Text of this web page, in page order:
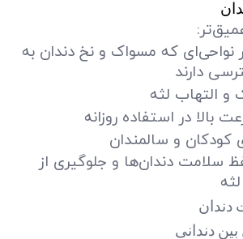
:
که مسواک و نخ دندان به
دارند
التهاب لثه
بالا در استفاده روزانه
کودکان و سالمندان
سلامت دندان‌ها و جلوگیری از
دندان
دندانی